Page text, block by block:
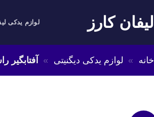
لیفان کارز لوازم یدکی
خانه » لوازم یدکی دیگنیتی » آفتابگیر